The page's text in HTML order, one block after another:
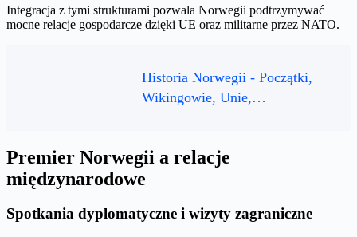
Integracja z tymi strukturami pozwala Norwegii podtrzymywać
mocne relacje gospodarcze dzięki UE oraz militarne przez NATO.
Historia Norwegii - Początki,
Wikingowie, Unie,…
Premier Norwegii a relacje
międzynarodowe
Spotkania dyplomatyczne i wizyty zagraniczne